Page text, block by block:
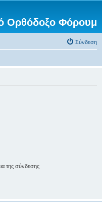
Ορθόδοξο Φόρουμ
Σύνδεση
της σύνδεσης